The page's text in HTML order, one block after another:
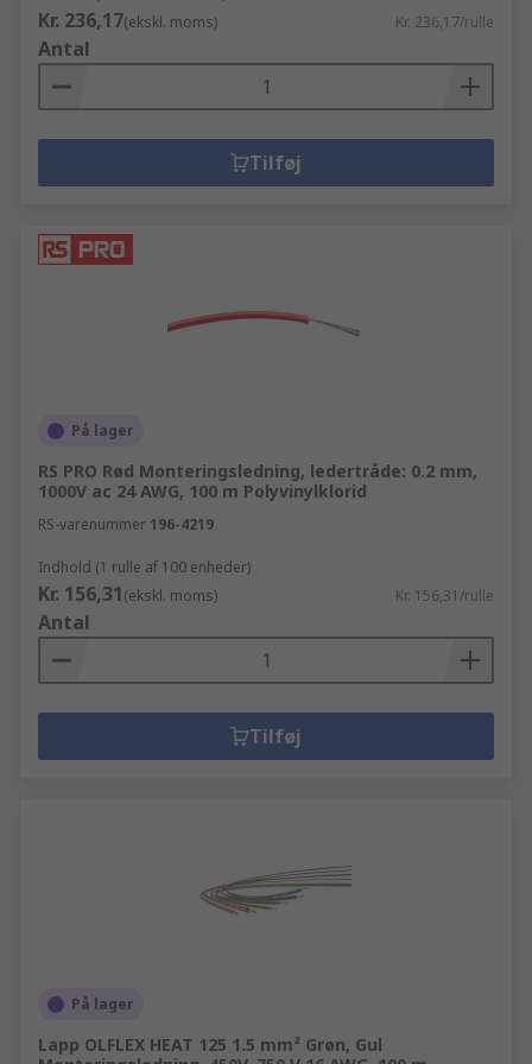
Kr. 236,17(ekskl. moms) Kr. 236,17/rulle
Antal
Tilføj
På lager
RS PRO Rød Monteringsledning, ledertråde: 0.2 mm,
1000V ac 24 AWG, 100 m Polyvinylklorid
RS-varenummer 196-4219
Indhold (1 rulle af 100 enheder)
Kr. 156,31(ekskl. moms) Kr. 156,31/rulle
Antal
Tilføj
På lager
Lapp OLFLEX HEAT 125 1.5 mm² Grøn, Gul